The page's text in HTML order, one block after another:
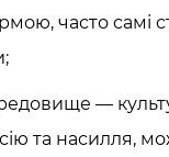
часто самі
—
та насилля,